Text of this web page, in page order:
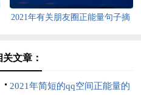
2021年有关朋友圈正能量句子摘
文章：
2021年简短的qq空间正能量的